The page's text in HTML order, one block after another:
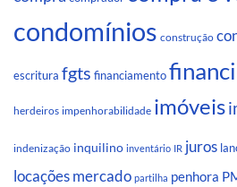
condomínios construção
escritura fgts financiamento
herdeiros impenhorabilidade imóveis
indenização inquilino inventário IR juros
locações mercado partilha penhora